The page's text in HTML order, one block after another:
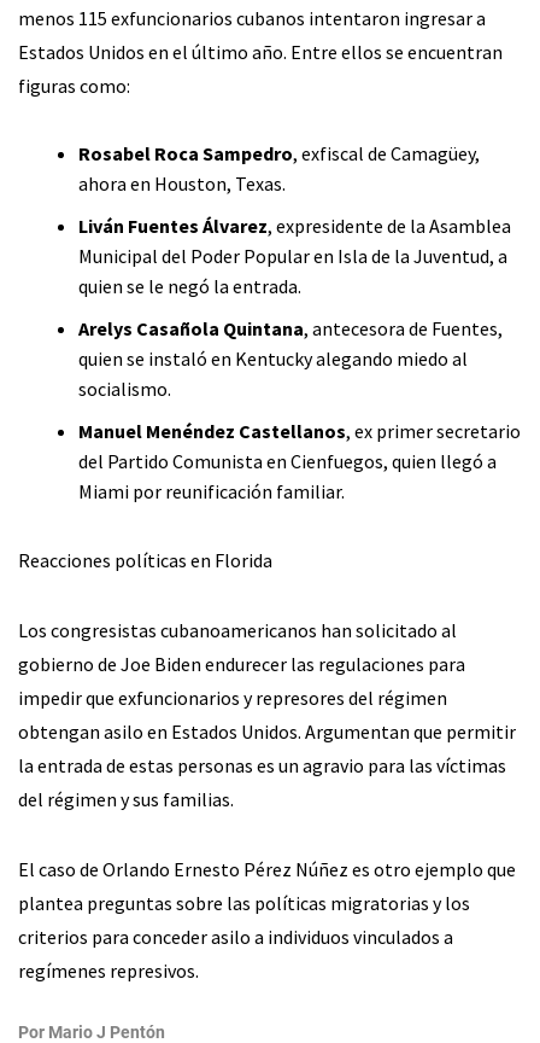
menos 115 exfuncionarios cubanos intentaron ingresar a
Estados Unidos en el último año. Entre ellos se encuentran
figuras como:
Rosabel Roca Sampedro, exfiscal de Camagüey,
ahora en Houston, Texas.
Liván Fuentes Álvarez, expresidente de la Asamblea
Municipal del Poder Popular en Isla de la Juventud, a
quien se le negó la entrada.
Arelys Casañola Quintana, antecesora de Fuentes,
quien se instaló en Kentucky alegando miedo al
socialismo.
Manuel Menéndez Castellanos, ex primer secretario
del Partido Comunista en Cienfuegos, quien llegó a
Miami por reunificación familiar.
Reacciones políticas en Florida
Los congresistas cubanoamericanos han solicitado al
gobierno de Joe Biden endurecer las regulaciones para
impedir que exfuncionarios y represores del régimen
obtengan asilo en Estados Unidos. Argumentan que permitir
la entrada de estas personas es un agravio para las víctimas
del régimen y sus familias.
El caso de Orlando Ernesto Pérez Núñez es otro ejemplo que
plantea preguntas sobre las políticas migratorias y los
criterios para conceder asilo a individuos vinculados a
regímenes represivos.
Por Mario J Pentón